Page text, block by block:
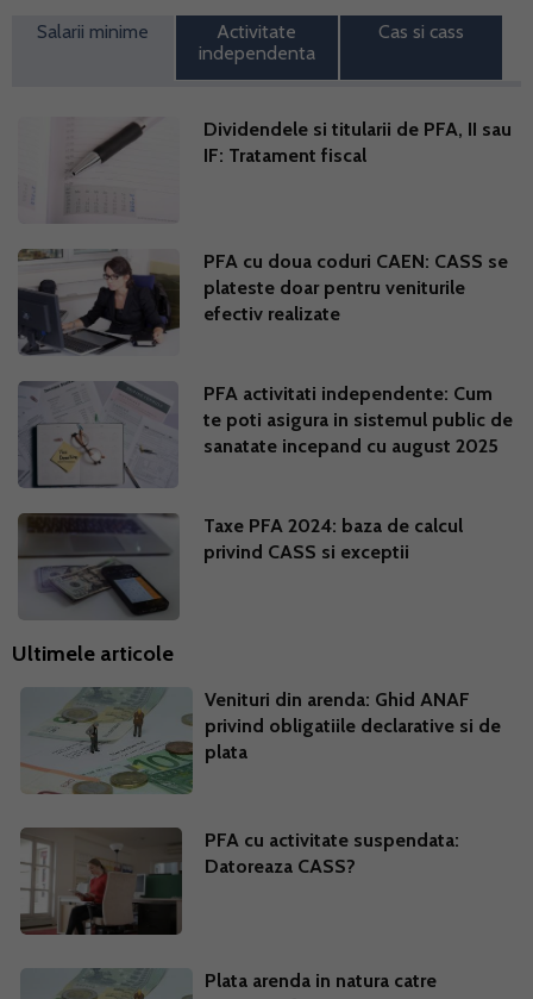
Salarii minime
Activitate
independenta
Cas si cass
Dividendele si titularii de PFA, II sau
IF: Tratament fiscal
PFA cu doua coduri CAEN: CASS se
plateste doar pentru veniturile
efectiv realizate
PFA activitati independente: Cum
te poti asigura in sistemul public de
sanatate incepand cu august 2025
Taxe PFA 2024: baza de calcul
privind CASS si exceptii
Ultimele articole
Venituri din arenda: Ghid ANAF
privind obligatiile declarative si de
plata
PFA cu activitate suspendata:
Datoreaza CASS?
Plata arenda in natura catre